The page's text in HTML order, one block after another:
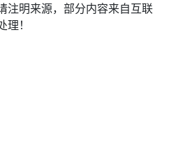
注明来源，部分内容来自互联
！